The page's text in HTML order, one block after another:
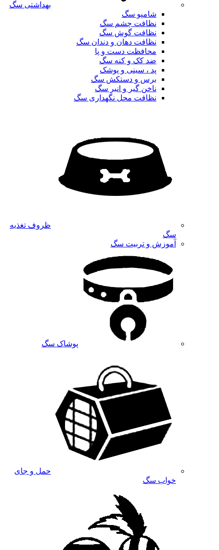
بهداشتی سگ
شامپو سگ
نظافت چشم سگ
نظافت گوش سگ
نظافت دهان و دندان سگ
محافظت دست و پا
ضد کک و کنه سگ
پد ، سینی و پوشک
برس و دستکش سگ
ناخن گیر و انبر سگ
نظافت محل نگهداری سگ
ظروف تغذیه
سگ
آموزش و تربیت سگ
پوشاک سگ
حمل و جای
خواب سگ